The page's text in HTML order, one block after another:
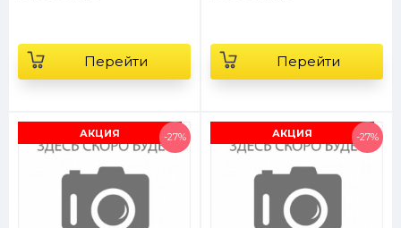
Перейти Перейти
АКЦИЯ -27% АКЦИЯ -27%